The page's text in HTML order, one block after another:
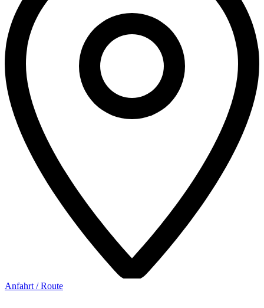
Anfahrt / Route